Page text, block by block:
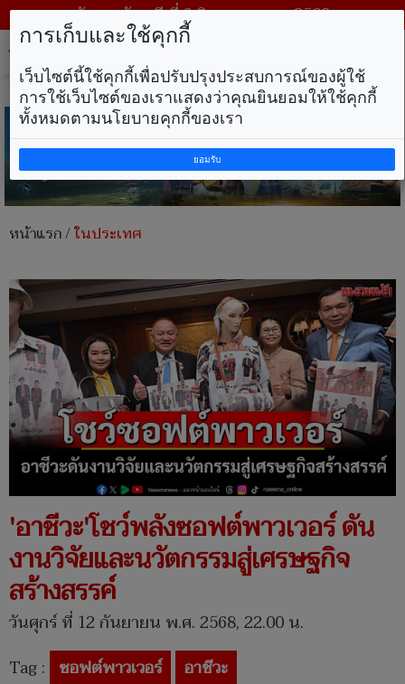
วันพฤหัสบดี ที่ 6 สิงหาคม พ.ศ. 2569
หน้าแรก/ในประเทศ
'อาชีวะ'โชว์พลังซอฟต์พาวเวอร์ ดัน
งานวิจัยและนวัตกรรมสู่เศรษฐกิจ
สร้างสรรค์
วันศุกร์ ที่ 12 กันยายน พ.ศ. 2568, 22.00 น.
Tag : ซอฟต์พาวเวอร์ อาชีวะ
การเก็บและใช้คุกกี้
เว็บไซต์นี้ใช้คุกกี้เพื่อปรับปรุงประสบการณ์ของผู้ใช้
การใช้เว็บไซต์ของเราแสดงว่าคุณยินยอมให้ใช้คุกกี้
ทั้งหมดตามนโยบายคุกกี้ของเรา
ยอมรับ